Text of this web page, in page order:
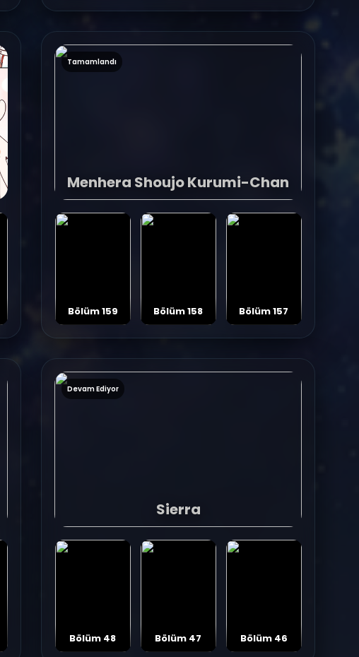
Tamamlandı
Menhera Shoujo Kurumi-Chan
Bölüm 159 Bölüm 158 Bölüm 157
Devam Ediyor
Sierra
Bölüm 48 Bölüm 47 Bölüm 46